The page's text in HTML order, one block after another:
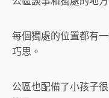
每個獨處的位置都有
巧思。
公區也配備了小孩子